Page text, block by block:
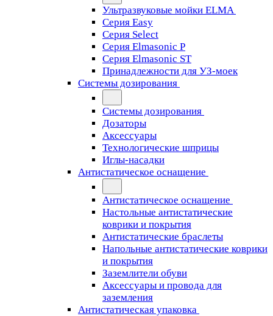
Ультразвуковые мойки ELMA
Серия Easy
Серия Select
Серия Elmasonic P
Серия Elmasonic ST
Принадлежности для УЗ-моек
Системы дозирования
Системы дозирования
Дозаторы
Аксессуары
Технологические шприцы
Иглы-насадки
Антистатическое оснащение
Антистатическое оснащение
Настольные антистатические
коврики и покрытия
Антистатические браслеты
Напольные антистатические коврики
и покрытия
Заземлители обуви
Аксессуары и провода для
заземления
Антистатическая упаковка